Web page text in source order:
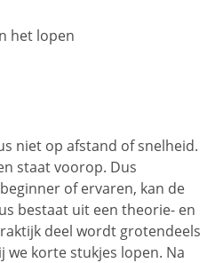
het lopen
niet op afstand of snelheid.
staat voorop. Dus
of ervaren, kan de
bestaat uit een theorie- en
deel wordt grotendeels
we korte stukjes lopen. Na